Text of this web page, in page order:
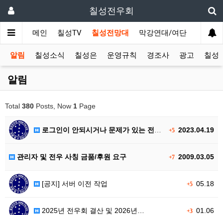
칠성전우회
메인 칠성TV 칠성전망대 막강연대/여단 사단
알림 칠성소식 칠성은 운영규칙 경조사 광고 칠성
알림
Total 380 Posts, Now 1 Page
+52023.04.19
로그인이 안되시거나 문제가 있는 전우…
+72009.03.05
관리자 및 전우 사칭 금품/후원 요구
+505.18
[공지] 서버 이전 작업
+301.06
2025년 전우회 결산 및 2026년…